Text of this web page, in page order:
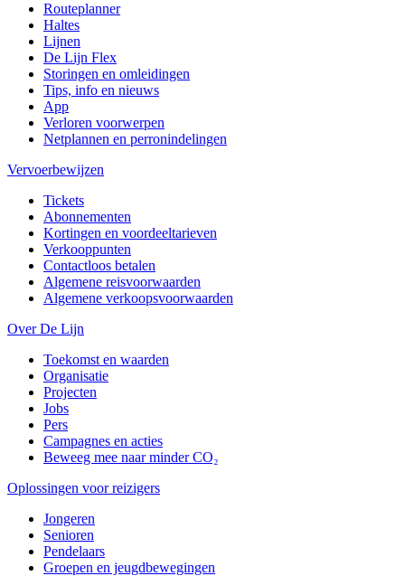
Routeplanner
Haltes
Lijnen
De Lijn Flex
Storingen en omleidingen
Tips, info en nieuws
App
Verloren voorwerpen
Netplannen en perronindelingen
Vervoerbewijzen
Tickets
Abonnementen
Kortingen en voordeeltarieven
Verkooppunten
Contactloos betalen
Algemene reisvoorwaarden
Algemene verkoopsvoorwaarden
Over De Lijn
Toekomst en waarden
Organisatie
Projecten
Jobs
Pers
Campagnes en acties
Beweeg mee naar minder CO₂
Oplossingen voor reizigers
Jongeren
Senioren
Pendelaars
Groepen en jeugdbewegingen